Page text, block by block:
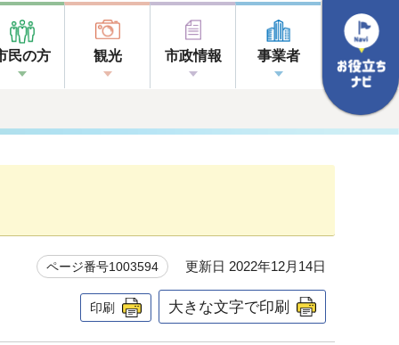
民の方 観光 市政情報 事業者
ページ番号1003594 更新日 2022年12月14日
印刷 大きな文字で印刷